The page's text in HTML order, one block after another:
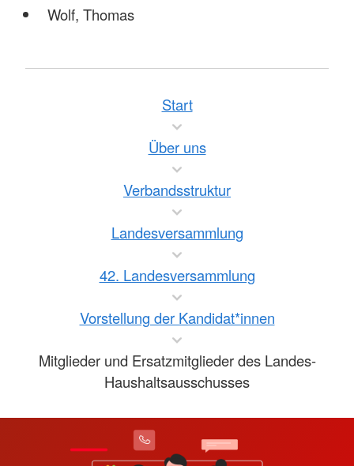
Wolf, Thomas
Start
Über uns
Verbandsstruktur
Landesversammlung
42. Landesversammlung
Vorstellung der Kandidat*innen
Mitglieder und Ersatzmitglieder des Landes-
Haushaltsausschusses